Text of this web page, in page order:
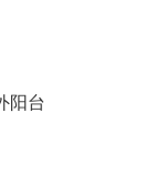
阳台